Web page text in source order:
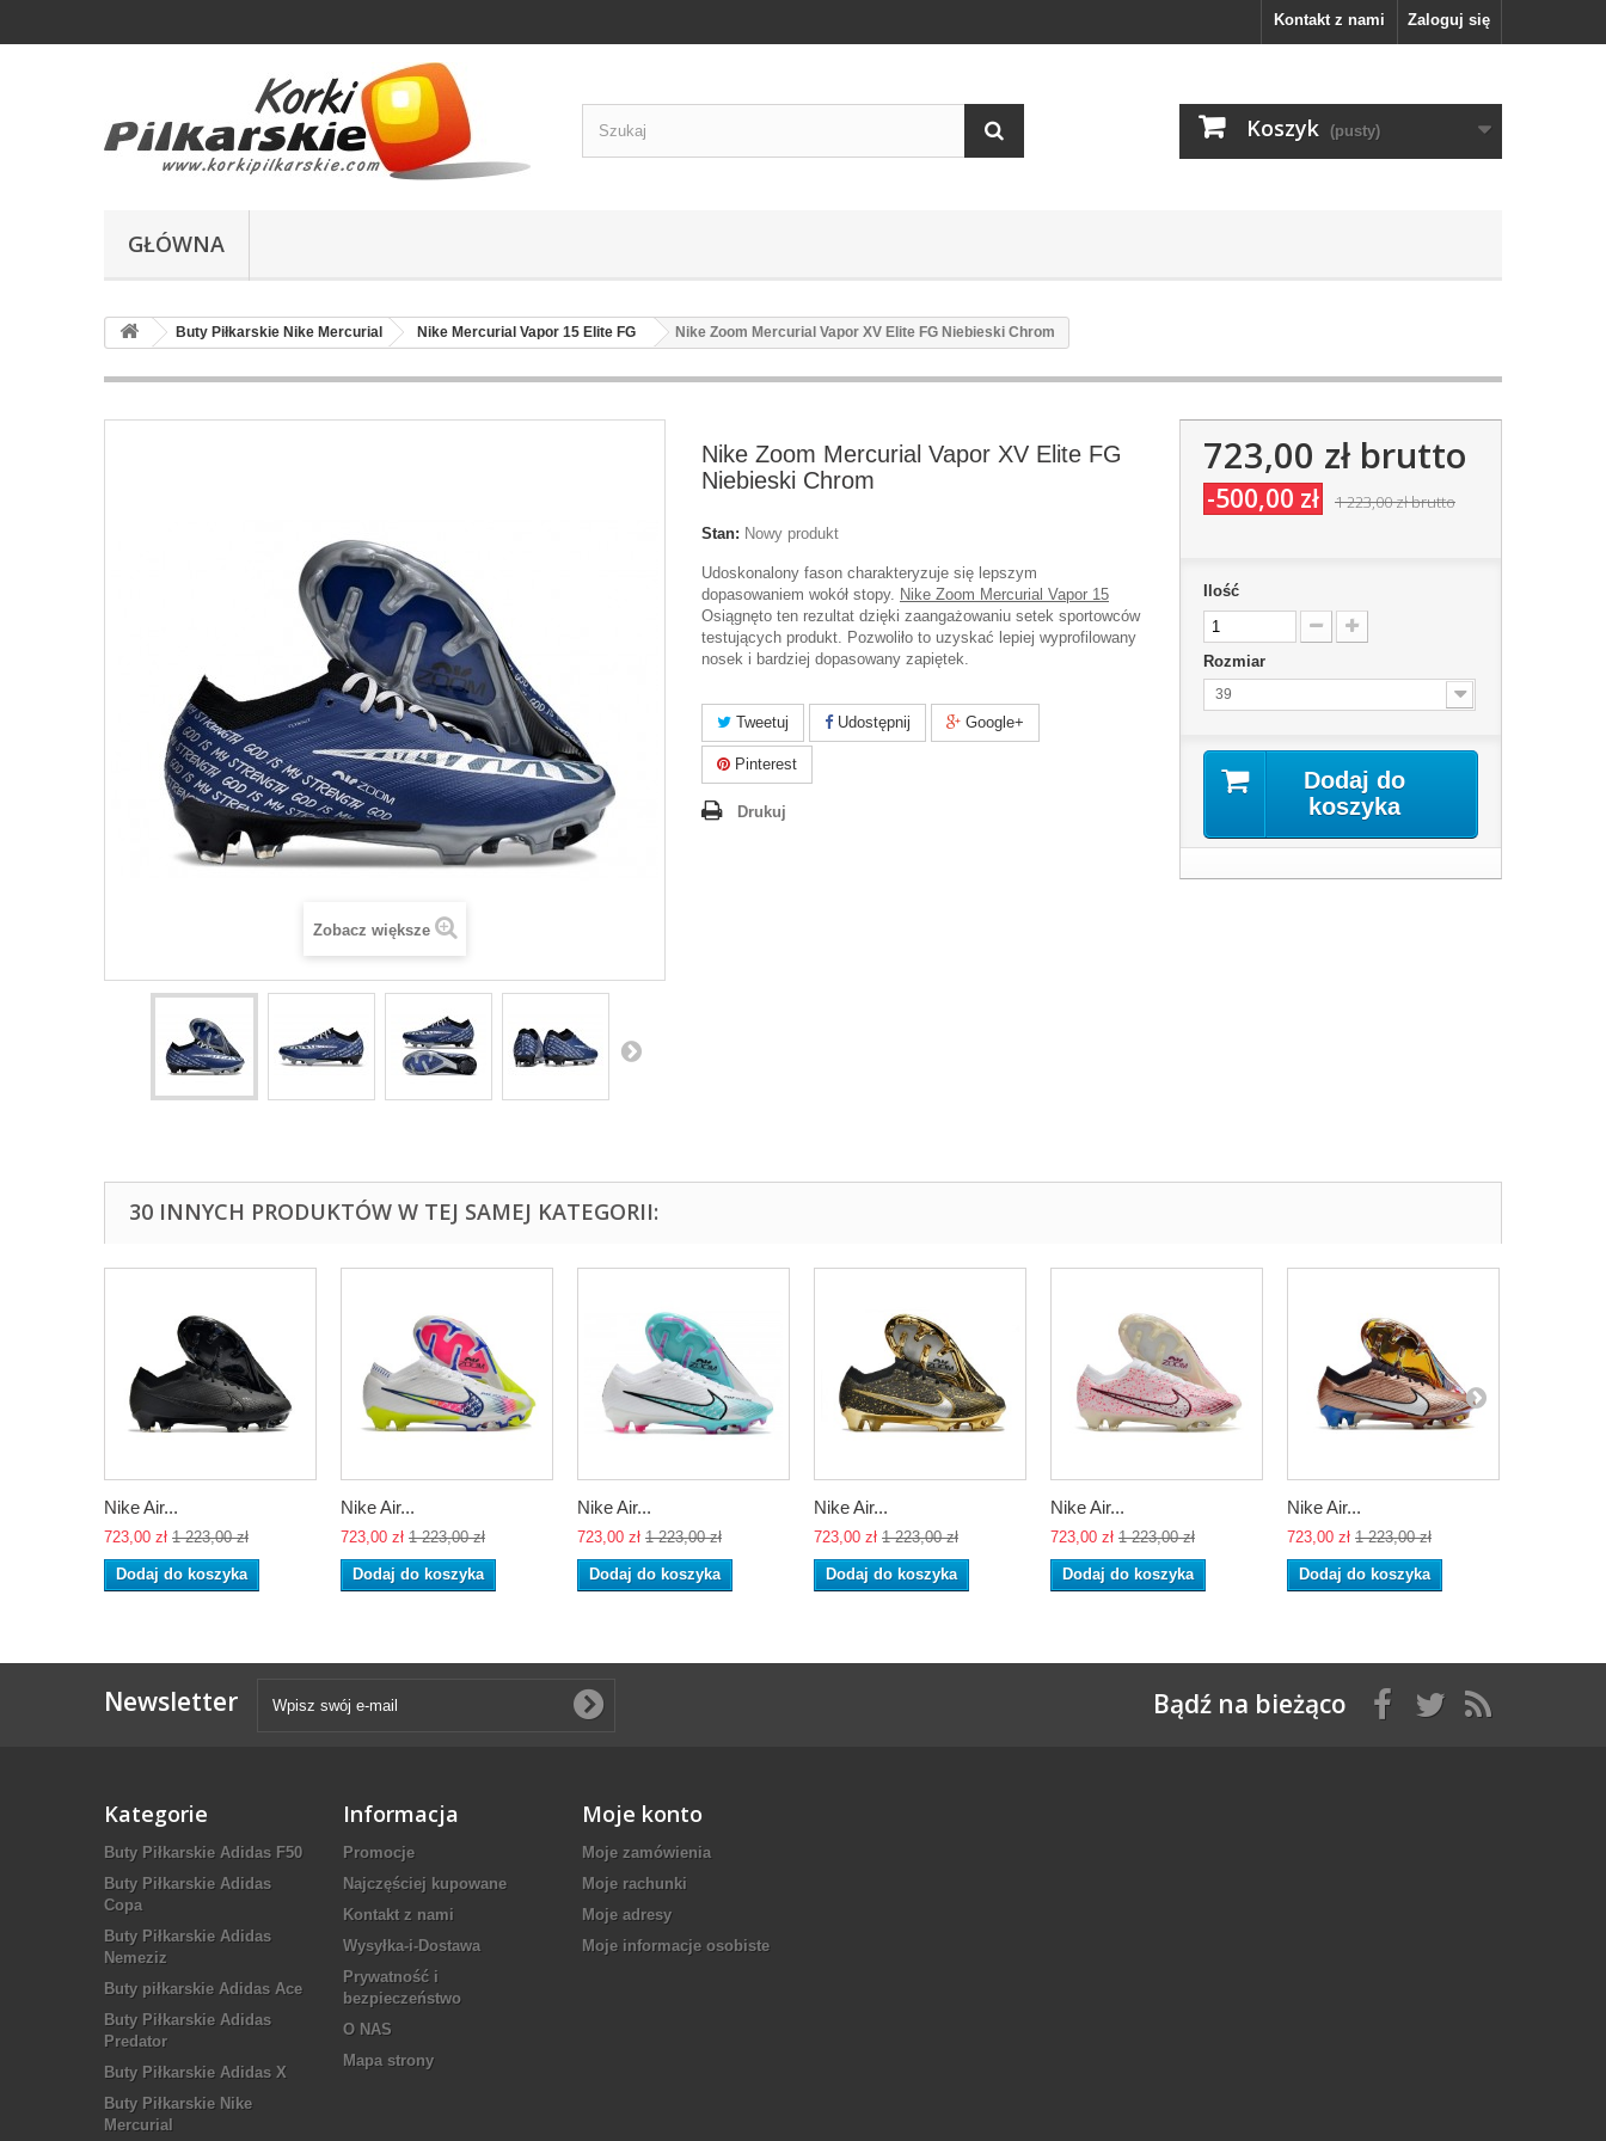
Zaloguj się
Kontakt z nami
Koszyk (pusty)
GŁÓWNA
Buty Piłkarskie Nike Mercurial Nike Mercurial Vapor 15 Elite FG Nike Zoom Mercurial Vapor XV Elite FG Niebieski Chrom
Zobacz większe
Nike Zoom Mercurial Vapor XV Elite FG
Niebieski Chrom
Stan: Nowy produkt
Udoskonalony fason charakteryzuje się lepszym
dopasowaniem wokół stopy. Nike Zoom Mercurial Vapor 15
Osiągnęto ten rezultat dzięki zaangażowaniu setek sportowców
testujących produkt. Pozwoliło to uzyskać lepiej wyprofilowany
nosek i bardziej dopasowany zapiętek.
Tweetuj Udostępnij Google+
Pinterest
Drukuj
723,00 złbrutto
-500,00 zł 1 223,00 złbrutto
Ilość
Rozmiar
39
Dodaj do
koszyka
30 INNYCH PRODUKTÓW W TEJ SAMEJ KATEGORII:
Nike Air...
723,00 zł 1 223,00 zł
Dodaj do koszyka
Nike Air...
723,00 zł 1 223,00 zł
Dodaj do koszyka
Nike Air...
723,00 zł 1 223,00 zł
Dodaj do koszyka
Nike Air...
723,00 zł 1 223,00 zł
Dodaj do koszyka
Nike Air...
723,00 zł 1 223,00 zł
Dodaj do koszyka
Nike Air...
723,00 zł 1 223,00 zł
Dodaj do koszyka
Newsletter Bądź na bieżąco
Kategorie
Buty Piłkarskie Adidas F50
Buty Piłkarskie Adidas
Copa
Buty Piłkarskie Adidas
Nemeziz
Buty piłkarskie Adidas Ace
Buty Piłkarskie Adidas
Predator
Buty Piłkarskie Adidas X
Buty Piłkarskie Nike
Mercurial
Informacja
Promocje
Najczęściej kupowane
Kontakt z nami
Wysyłka-i-Dostawa
Prywatność i
bezpieczeństwo
O NAS
Mapa strony
Moje konto
Moje zamówienia
Moje rachunki
Moje adresy
Moje informacje osobiste